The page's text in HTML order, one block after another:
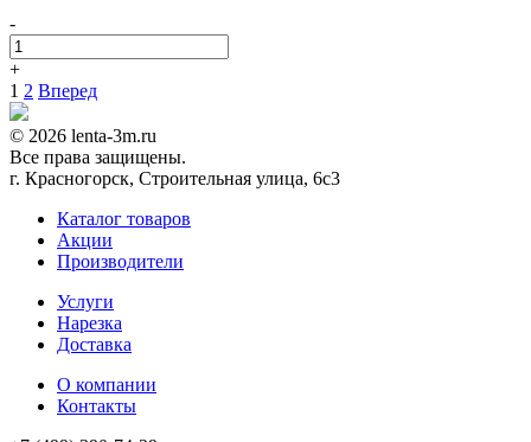
-
+
1 2 Вперед
© 2026 lenta-3m.ru
Все права защищены.
г. Красногорск, Строительная улица, 6с3
Каталог товаров
Акции
Производители
Услуги
Нарезка
Доставка
О компании
Контакты